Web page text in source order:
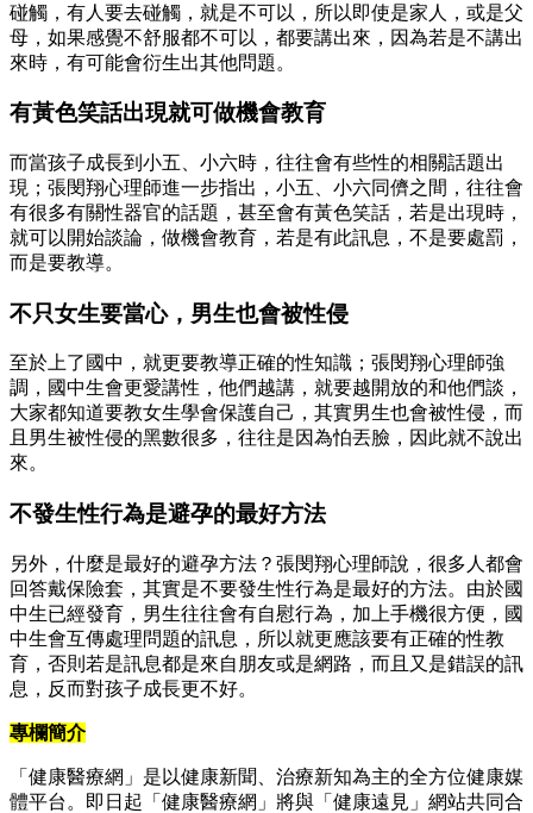
碰觸，有人要去碰觸，就是不可以，所以即使是家人，或是父
母，如果感覺不舒服都不可以，都要講出來，因為若是不講出
來時，有可能會衍生出其他問題。
有黃色笑話出現就可做機會教育
而當孩子成長到小五、小六時，往往會有些性的相關話題出
現；張閔翔心理師進一步指出，小五、小六同儕之間，往往會
有很多有關性器官的話題，甚至會有黃色笑話，若是出現時，
就可以開始談論，做機會教育，若是有此訊息，不是要處罰，
而是要教導。
不只女生要當心，男生也會被性侵
至於上了國中，就更要教導正確的性知識；張閔翔心理師強
調，國中生會更愛講性，他們越講，就要越開放的和他們談，
大家都知道要教女生學會保護自己，其實男生也會被性侵，而
且男生被性侵的黑數很多，往往是因為怕丟臉，因此就不說出
來。
不發生性行為是避孕的最好方法
另外，什麼是最好的避孕方法？張閔翔心理師說，很多人都會
回答戴保險套，其實是不要發生性行為是最好的方法。由於國
中生已經發育，男生往往會有自慰行為，加上手機很方便，國
中生會互傳處理問題的訊息，所以就更應該要有正確的性教
育，否則若是訊息都是來自朋友或是網路，而且又是錯誤的訊
息，反而對孩子成長更不好。
專欄簡介
「健康醫療網」是以健康新聞、治療新知為主的全方位健康媒
體平台。即日起「健康醫療網」將與「健康遠見」網站共同合